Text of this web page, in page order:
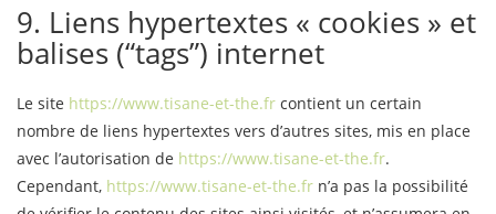
9. Liens hypertextes « cookies » et
balises (“tags”) internet
Le site https://www.tisane-et-the.fr contient un certain
nombre de liens hypertextes vers d’autres sites, mis en place
avec l’autorisation de https://www.tisane-et-the.fr.
Cependant, https://www.tisane-et-the.fr n’a pas la possibilité